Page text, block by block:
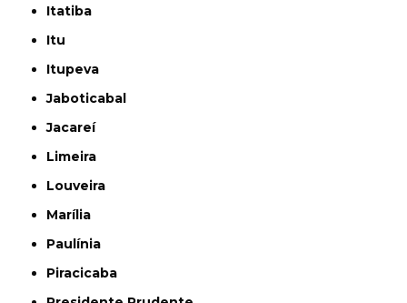
Itatiba
Itu
Itupeva
Jaboticabal
Jacareí
Limeira
Louveira
Marília
Paulínia
Piracicaba